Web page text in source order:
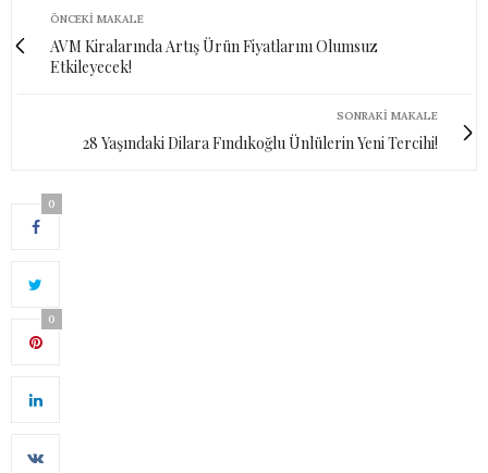
ÖNCEKI MAKALE
AVM Kiralarında Artış Ürün Fiyatlarını Olumsuz
Etkileyecek!
SONRAKI MAKALE
28 Yaşındaki Dilara Fındıkoğlu Ünlülerin Yeni Tercihi!
0
0